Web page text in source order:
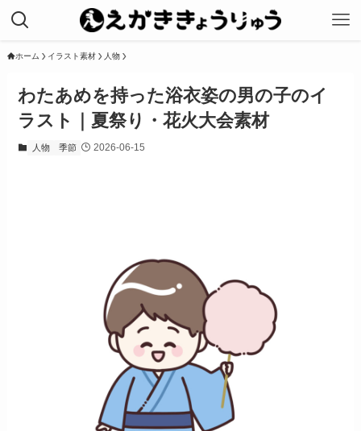
ホーム イラスト素材 人物
わたあめを持った浴衣姿の男の子のイ
ラスト｜夏祭り・花火大会素材
人物 季節 2026-06-15